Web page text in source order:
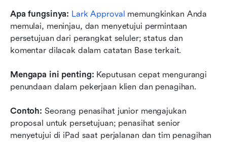
Apa fungsinya: Lark Approval memungkinkan Anda
memulai, meninjau, dan menyetujui permintaan
persetujuan dari perangkat seluler; status dan
komentar dilacak dalam catatan Base terkait.
Mengapa ini penting: Keputusan cepat mengurangi
penundaan dalam pekerjaan klien dan penagihan.
Contoh: Seorang penasihat junior mengajukan
proposal untuk persetujuan; penasihat senior
menyetujui di iPad saat perjalanan dan tim penagihan